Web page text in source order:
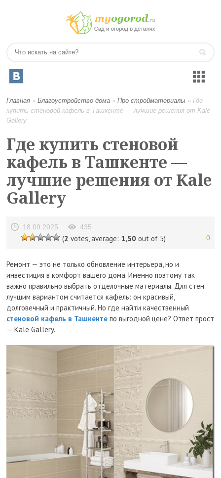
Главная »Благоустройство дома »Про стройматериалы »Где
купить стеновой кафель в Ташкенте — лучшие решения от Kale
Gallery
Где купить стеновой
кафель в Ташкенте —
лучшие решения от Kale
Gallery
18.09.2025 435
(2 votes, average: 1,50 out of 5) 0
Ремонт — это не только обновление интерьера, но и
инвестиция в комфорт вашего дома. Именно поэтому так
важно правильно выбрать отделочные материалы. Для стен
лучшим вариантом считается кафель: он красивый,
долговечный и практичный. Но где найти качественный
стеновой кафель в Ташкенте по выгодной цене? Ответ прост
— Kale Gallery.